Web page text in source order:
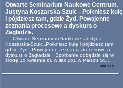
Otwarte Seminarium Naukowe Centrum.
Justyna Koszarska-Szulc - Połkniesz kulę
i pójdziesz tam, gdzie Żyd. Powojenne
zeznania procesowe a dyskurs o
Zagładzie.
Otwarte Seminarium Naukowe Justyna
Koszarska-Szulc „Połkniesz kulę i pójdziesz tam,
gdzie Żyd”. Powojenne zeznania procesowe a
dyskurs o Zagładzie Spotkanie odbędzie się w
środę 15 kwietnia br. w sali 161 w Pałacu St...
więcej...